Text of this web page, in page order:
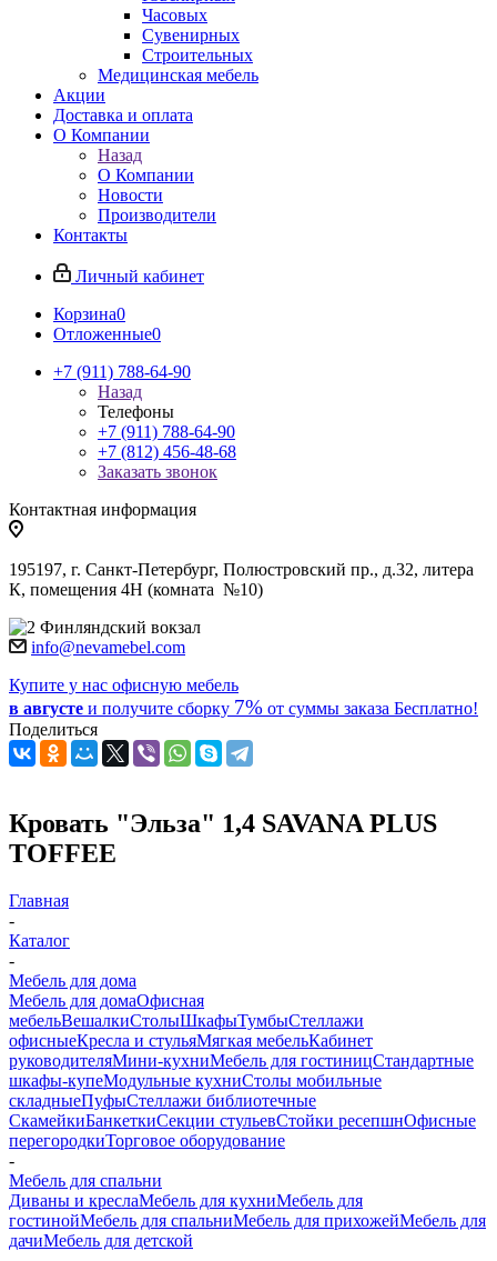
Часовых
Сувенирных
Строительных
Медицинская мебель
Акции
Доставка и оплата
О Компании
Назад
О Компании
Новости
Производители
Контакты
Личный кабинет
Корзина0
Отложенные0
+7 (911) 788-64-90
Назад
Телефоны
+7 (911) 788-64-90
+7 (812) 456-48-68
Заказать звонок
Контактная информация
195197, г. Санкт-Петербург, Полюстровский пр., д.32, литера
К, помещения 4Н (комната №10)
Финляндский вокзал
info@nevamebel.com
Купите у нас офисную мебель
в августе и получите сборку 7% от суммы заказа Бесплатно!
Поделиться
Кровать "Эльза" 1,4 SAVANA PLUS
TOFFEE
Главная
-
Каталог
-
Мебель для дома
Мебель для домаОфисная
мебельВешалкиСтолыШкафыТумбыСтеллажи
офисныеКресла и стульяМягкая мебельКабинет
руководителяМини-кухниМебель для гостиницСтандартные
шкафы-купеМодульные кухниСтолы мобильные
складныеПуфыСтеллажи библиотечные
СкамейкиБанкеткиСекции стульевСтойки ресепшнОфисные
перегородкиТорговое оборудование
-
Мебель для спальни
Диваны и креслаМебель для кухниМебель для
гостинойМебель для спальниМебель для прихожейМебель для
дачиМебель для детской